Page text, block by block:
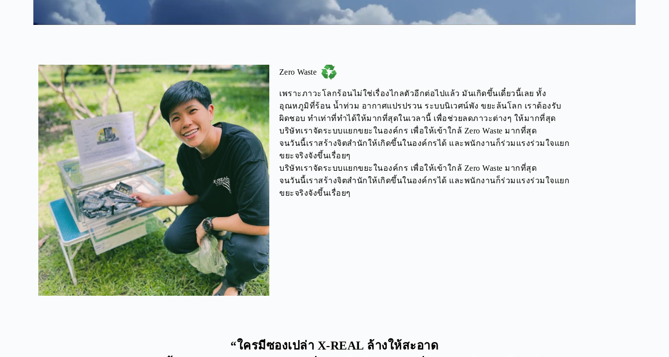
Zero Waste
เพราะภาวะโลกร้อนไม่ใช่เรื่องไกลตัวอีกต่อไปแล้ว มันเกิดขึ้นเดี๋ยวนี้เลย ทั้ง
อุณหภูมิที่ร้อน น้ำท่วม อากาศแปรปรวน ระบบนิเวศน์พัง ขยะล้นโลก เราต้องรับ
ผิดชอบ ทำเท่าที่ทำได้ให้มากที่สุดในเวลานี้ เพื่อช่วยลดภาวะต่างๆ ให้มากที่สุด
บริษัทเราจัดระบบแยกขยะในองค์กร เพื่อให้เข้าใกล้ Zero Waste มากที่สุด
จนวันนี้เราสร้างจิตสำนักให้เกิดขึ้นในองค์กรได้ และพนักงานก็ร่วมแรงร่วมใจแยก
ขยะจริงจังขึ้นเรื่อยๆ
บริษัทเราจัดระบบแยกขยะในองค์กร เพื่อให้เข้าใกล้ Zero Waste มากที่สุด
จนวันนี้เราสร้างจิตสำนักให้เกิดขึ้นในองค์กรได้ และพนักงานก็ร่วมแรงร่วมใจแยก
ขยะจริงจังขึ้นเรื่อยๆ
“ใครมีซองเปล่า X-REAL ล้างให้สะอาด